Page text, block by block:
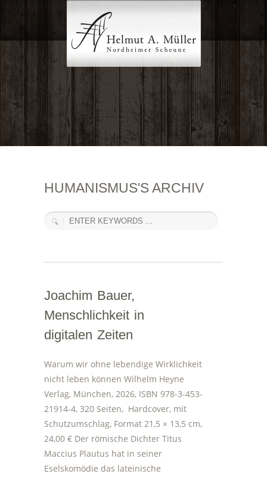
HUMANISMUS'S ARCHIV
Joachim Bauer,
Menschlichkeit in
digitalen Zeiten
Warum wir ohne lebendige Wirklichkeit
nicht leben können Wilhelm Heyne
Verlag, München, 2026, ISBN 978-3-453-
21914-4, 320 Seiten, Hardcover, mit
Schutzumschlag, Format 21,5 × 13,5 cm,
24,00 € Der römische Dichter Titus
Maccius Plautus hat in seiner
Eselskomödie das lateinische